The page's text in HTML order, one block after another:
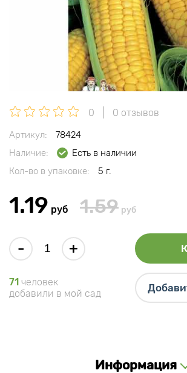
0 0 отзывов
Артикул:
78424
Наличие:
Есть в наличии
Кол-во в упаковке:
5 г.
1.19 руб 1.59 руб
- +
71 человек
добавили в мой сад
Информация